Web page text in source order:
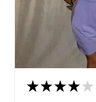
★★★★ ★